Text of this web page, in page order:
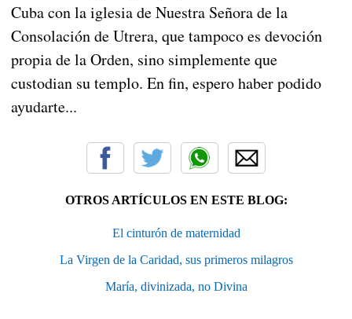
Cuba con la iglesia de Nuestra Señora de la
Consolación de Utrera, que tampoco es devoción
propia de la Orden, sino simplemente que
custodian su templo. En fin, espero haber podido
ayudarte...
OTROS ARTÍCULOS EN ESTE BLOG:
El cinturón de maternidad
La Virgen de la Caridad, sus primeros milagros
María, divinizada, no Divina